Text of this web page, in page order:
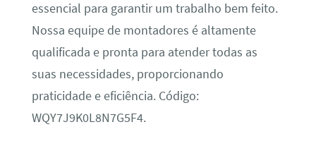
essencial para garantir um trabalho bem feito.
Nossa equipe de montadores é altamente
qualificada e pronta para atender todas as
suas necessidades, proporcionando
praticidade e eficiência. Código:
WQY7J9K0L8N7G5F4.